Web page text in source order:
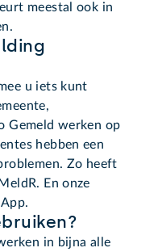
meestal ook in
u iets kunt
Gemeld werken op
hebben een
Zo heeft
En onze
in bijna alle